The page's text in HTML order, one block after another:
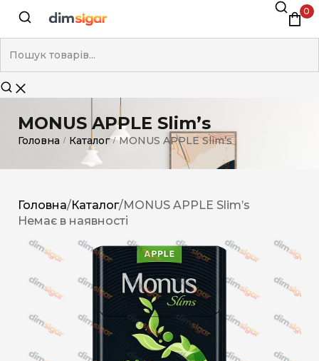
0
MONUS APPLE Slim’s
Головна / Каталог / MONUS APPLE Slim’s
Головна/Каталог/MONUS APPLE Slim’s
Немає в наявності